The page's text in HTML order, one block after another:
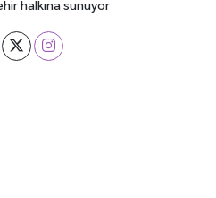
halkına sunuyor